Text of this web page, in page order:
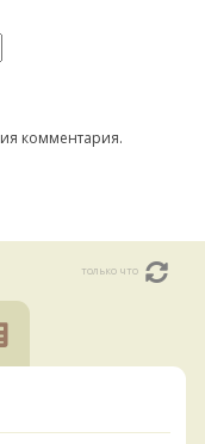
комментария.
только что